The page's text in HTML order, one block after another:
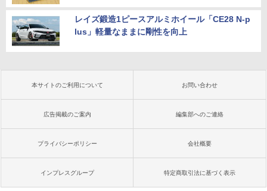
レイズ鍛造1ピースアルミホイール「CE28 N-p
lus」軽量なままに剛性を向上
本サイトのご利用について お問い合わせ
広告掲載のご案内 編集部へのご連絡
プライバシーポリシー 会社概要
インプレスグループ 特定商取引法に基づく表示